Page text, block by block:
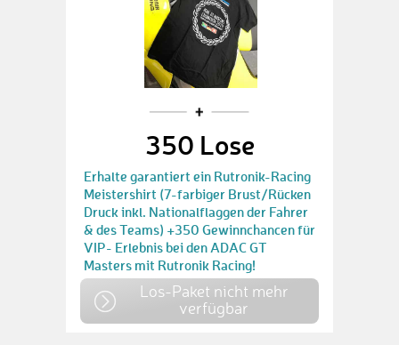
350 Lose
Erhalte garantiert ein Rutronik-Racing
Meistershirt (7-farbiger Brust/Rücken
Druck inkl. Nationalflaggen der Fahrer
& des Teams) +350 Gewinnchancen für
VIP- Erlebnis bei den ADAC GT
Masters mit Rutronik Racing!
Los-Paket nicht mehr
verfügbar